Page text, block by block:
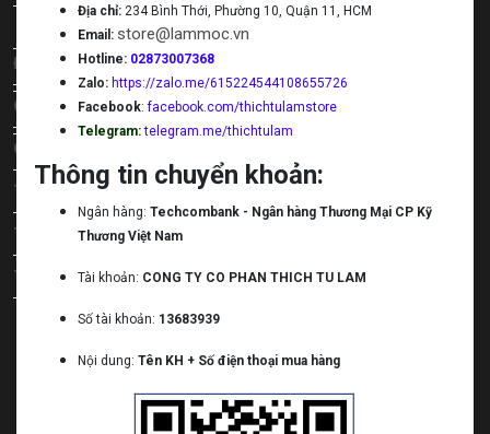
Mũi khoan kim loại
Mũi khoan rút lõi Kingblue
Mũi khoan đa năng Kingblue
Đăng ký nhượng quyền
Cổng tuyển dụng
Góp ý phát triển
Tải App Thích Làm Mộc Android
Tải App Thích Làm Mộc IOS
Tải app Thích Tự Làm Android
Địa chỉ: 234 Bình Thới, Phường 10, Quận 11, HCM
Email: store@lammoc.vn
Hotline: 02873007368
Zalo: https://zalo.me/615224544108655726
Facebook:facebook.com/thichtulamstore
Telegram: telegram.me/thichtulam
Thông tin chuyển khoản:
Ngân hàng: Techcombank - Ngân hàng Thương Mại CP Kỹ
Thương Việt Nam
Tài khoản: CONG TY CO PHAN THICH TU LAM
Số tài khoản: 13683939
Nội dung: Tên KH + Số điện thoại mua hàng